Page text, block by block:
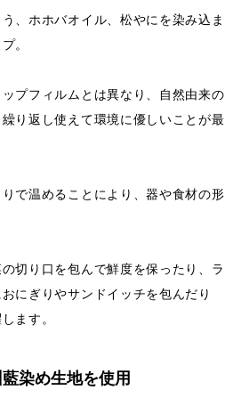
、ホホバオイル、松やにを染み込ま
。
プフィルムとは異なり、自然由来の
り返し使えて環境に優しいことが最
で温めることにより、器や食材の形
切り口を包んで鮮度を保ったり、ラ
にぎりやサンドイッチを包んだり
ます。
染め生地を使用